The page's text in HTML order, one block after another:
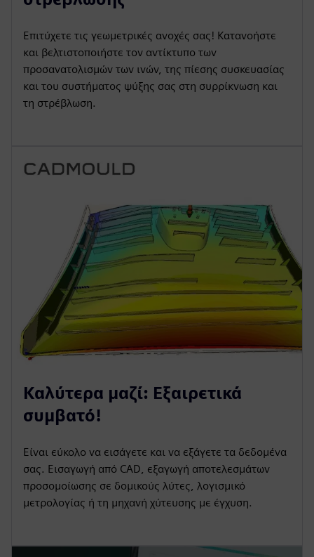
Επιτύχετε τις γεωμετρικές ανοχές σας! Κατανοήστε
και βελτιστοποιήστε τον αντίκτυπο των
προσανατολισμών των ινών, της πίεσης συσκευασίας
και του συστήματος ψύξης σας στη συρρίκνωση και
τη στρέβλωση.
Καλύτερα μαζί: Εξαιρετικά
συμβατό!
Είναι εύκολο να εισάγετε και να εξάγετε τα δεδομένα
σας. Εισαγωγή από CAD, εξαγωγή αποτελεσμάτων
προσομοίωσης σε δομικούς λύτες, λογισμικό
μετρολογίας ή τη μηχανή χύτευσης με έγχυση.